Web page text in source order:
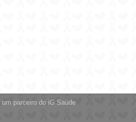
parceiro do iG Saúde